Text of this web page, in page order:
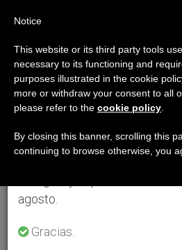
Aviso importante
Del 27 de julio al 7 de
anual, aprovechando que en
se generan menos
agosto.
Gracias.
Notice
This website or its third party tools
necessary to its functioning and
purposes illustrated in the cookie
more or withdraw your consent to all
please refer to the cookie policy
By closing this banner, scrolling this
continuing to browse otherwise, you